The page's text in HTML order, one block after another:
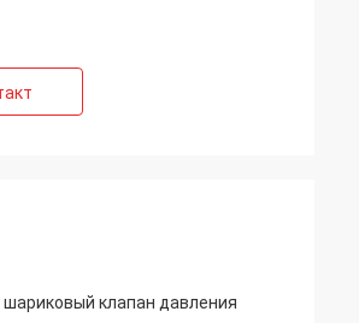
шариковый клапан давления